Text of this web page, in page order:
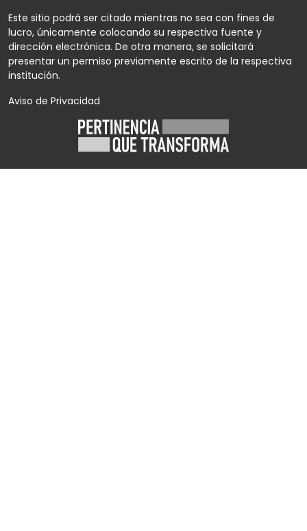
Este sitio podrá ser citado mientras no sea con fines de
lucro, únicamente colocando su respectiva fuente y
dirección electrónica. De otra manera, se solicitará
presentar un permiso previamente escrito de la respectiva
institución.
Aviso de Privacidad